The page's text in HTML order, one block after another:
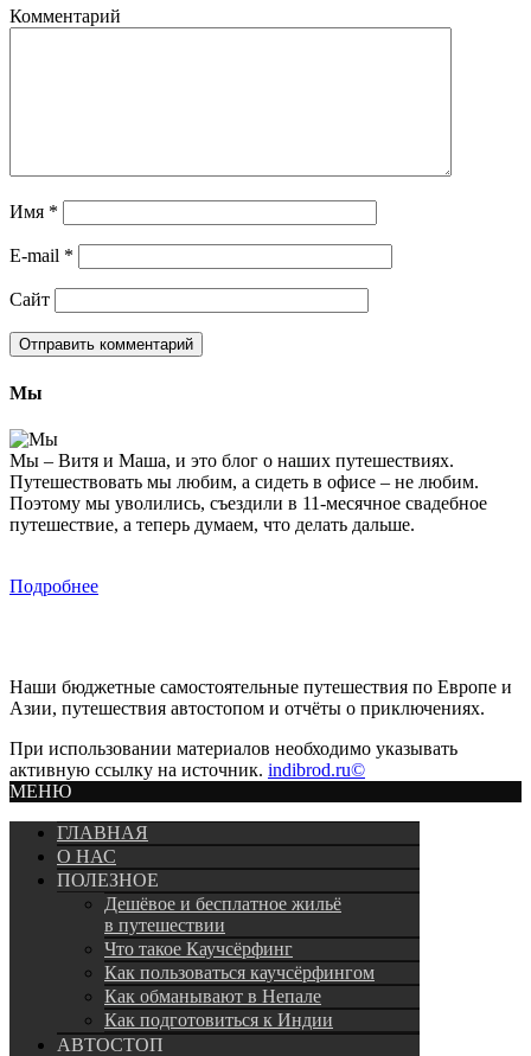
Комментарий
Имя *
E-mail *
Сайт
Мы
Мы – Витя и Маша, и это блог о наших путешествиях.
Путешествовать мы любим, а сидеть в офисе – не любим.
Поэтому мы уволились, съездили в 11-месячное свадебное
путешествие, а теперь думаем, что делать дальше.
Подробнее
Наши бюджетные самостоятельные путешествия по Европе и
Азии, путешествия автостопом и отчёты о приключениях.
При использовании материалов необходимо указывать
активную ссылку на источник. indibrod.ru©
МЕНЮ
ГЛАВНАЯ
О НАС
ПОЛЕЗНОЕ
Дешёвое и бесплатное жильё
в путешествии
Что такое Каучсёрфинг
Как пользоваться каучсёрфингом
Как обманывают в Непале
Как подготовиться к Индии
АВТОСТОП